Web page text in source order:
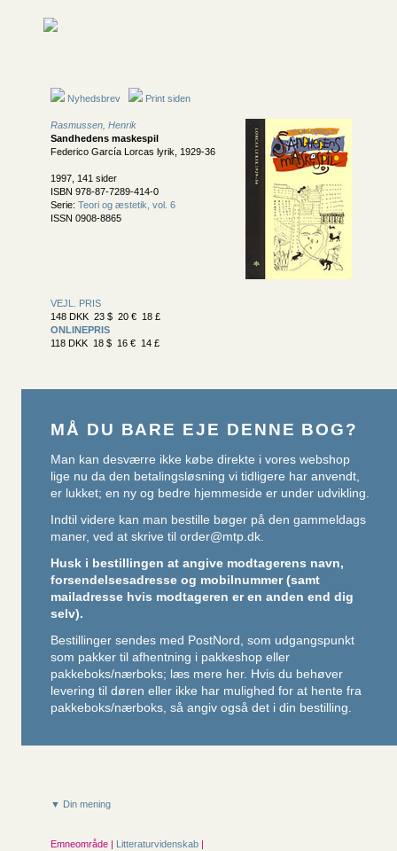
Nyhedsbrev Print siden
Rasmussen, Henrik
Sandhedens maskespil
Federico García Lorcas lyrik, 1929-36
1997, 141 sider
ISBN 978-87-7289-414-0
Serie: Teori og æstetik, vol. 6
ISSN 0908-8865
VEJL. PRIS
148 DKK 23 $ 20 € 18 £
ONLINEPRIS
118 DKK 18 $ 16 € 14 £
MÅ DU BARE EJE DENNE BOG?
Man kan desværre ikke købe direkte i vores webshop
lige nu da den betalingsløsning vi tidligere har anvendt,
er lukket; en ny og bedre hjemmeside er under udvikling.
Indtil videre kan man bestille bøger på den gammeldags
maner, ved at skrive til order@mtp.dk.
Husk i bestillingen at angive modtagerens navn,
forsendelsesadresse og mobilnummer (samt
mailadresse hvis modtageren er en anden end dig
selv).
Bestillinger sendes med PostNord, som udgangspunkt
som pakker til afhentning i pakkeshop eller
pakkeboks/nærboks; læs mere her. Hvis du behøver
levering til døren eller ikke har mulighed for at hente fra
pakkeboks/nærboks, så angiv også det i din bestilling.
▼ Din mening
Emneområde | Litteraturvidenskab |